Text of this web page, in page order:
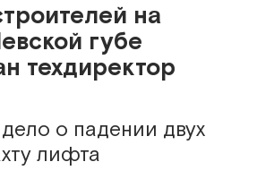
на
губе
техдиректор
о падении двух
лифта